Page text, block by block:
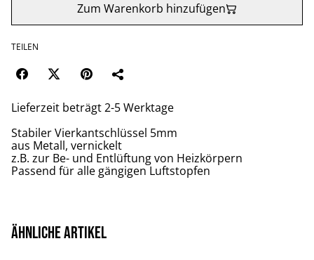
Zum Warenkorb hinzufügen
TEILEN
Lieferzeit beträgt 2-5 Werktage
Stabiler Vierkantschlüssel 5mm
aus Metall, vernickelt
z.B. zur Be- und Entlüftung von Heizkörpern
Passend für alle gängigen Luftstopfen
Ähnliche Artikel